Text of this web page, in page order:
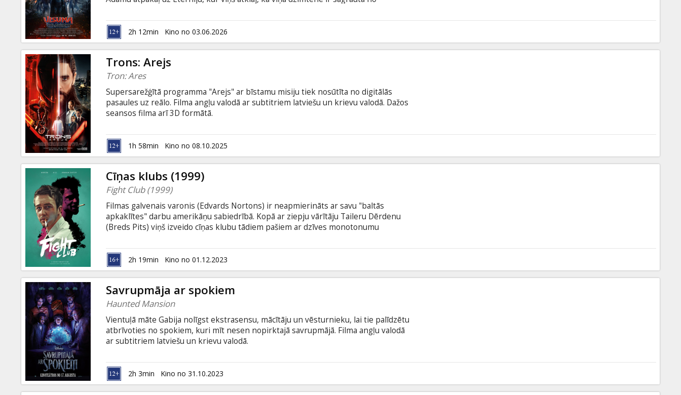
Uzkodas
B2B
Kino
Klubs
jāapvieno spēki ar tuvākajiem sabiedrotajiem Tīlu un Dankanu/Ieroču vīru un
pieņemt savu patieso likteni kā Īsts-Vīrs – varenākam cilvēkam visumā. Filma angļu
valodā ar subtitriem latviešu un krievu valodā.
2h 12min Kino no 03.06.2026
Trons: Arejs
Tron: Ares
Supersarežģītā programma "Arejs" ar bīstamu misiju tiek nosūtīta no digitālās
pasaules uz reālo. Filma angļu valodā ar subtitriem latviešu un krievu valodā. Dažos
seansos filma arī 3D formātā.
1h 58min Kino no 08.10.2025
Cīņas klubs (1999)
Fight Club (1999)
Filmas galvenais varonis (Edvards Nortons) ir neapmierināts ar savu "baltās
apkaklītes" darbu amerikāņu sabiedrībā. Kopā ar ziepju vārītāju Taileru Dērdenu
(Breds Pits) viņš izveido cīņas klubu tādiem pašiem ar dzīves monotonumu
(Helēna Bonema-Kārtere). Bet kas īsti ir Tailers Dērdens? Filma angļu valodā ar
subtitriem latviešu un krievu valodā.
2h 19min Kino no 01.12.2023
Savrupmāja ar spokiem
Haunted Mansion
Vientuļā māte Gabija nolīgst ekstrasensu, mācītāju un vēsturnieku, lai tie palīdzētu
atbrīvoties no spokiem, kuri mīt nesen nopirktajā savrupmājā. Filma angļu valodā
ar subtitriem latviešu un krievu valodā.
2h 3min Kino no 31.10.2023